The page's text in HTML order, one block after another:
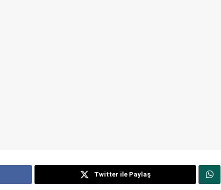
Twitter ile Paylaş